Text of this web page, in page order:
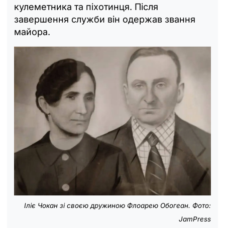
кулеметника та піхотинця. Після
завершення служби він одержав звання
майора.
Іліє Чокан зі своєю дружиною Флоарею Обогеан. Фото:
JamPress